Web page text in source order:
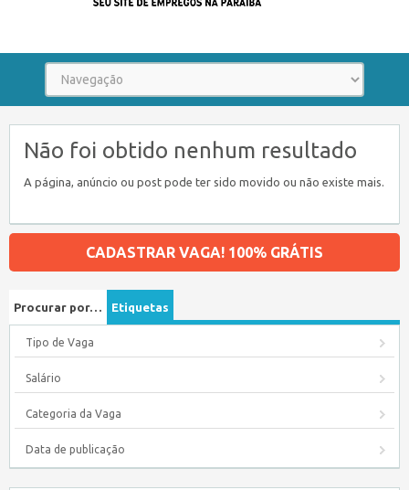
Não foi obtido nenhum resultado
A página, anúncio ou post pode ter sido movido ou não existe mais.
CADASTRAR VAGA! 100% GRÁTIS
Procurar por… Etiquetas
Tipo de Vaga
Salário
Categoria da Vaga
Data de publicação